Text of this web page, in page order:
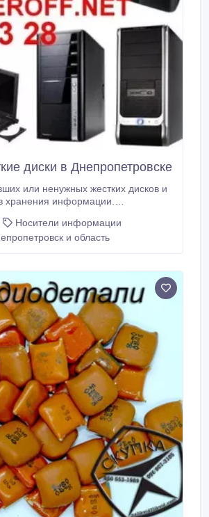
диски в Днепропетровске
или ненужных жестких дисков и
хранения информации.
77 09 333 ICQ 618349751 e-
Наш адрес: г. Днепр, ж/м
Носители информации
и область